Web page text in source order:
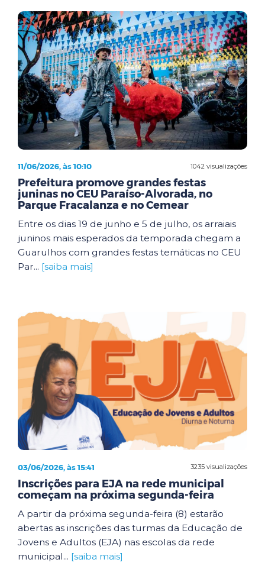
1042 visualizações
11/06/2026, às 10:10
Prefeitura promove grandes festas
juninas no CEU Paraíso-Alvorada, no
Parque Fracalanza e no Cemear
Entre os dias 19 de junho e 5 de julho, os arraiais
juninos mais esperados da temporada chegam a
Guarulhos com grandes festas temáticas no CEU
Par... [saiba mais]
3235 visualizações
03/06/2026, às 15:41
Inscrições para EJA na rede municipal
começam na próxima segunda-feira
A partir da próxima segunda-feira (8) estarão
abertas as inscrições das turmas da Educação de
Jovens e Adultos (EJA) nas escolas da rede
municipal... [saiba mais]